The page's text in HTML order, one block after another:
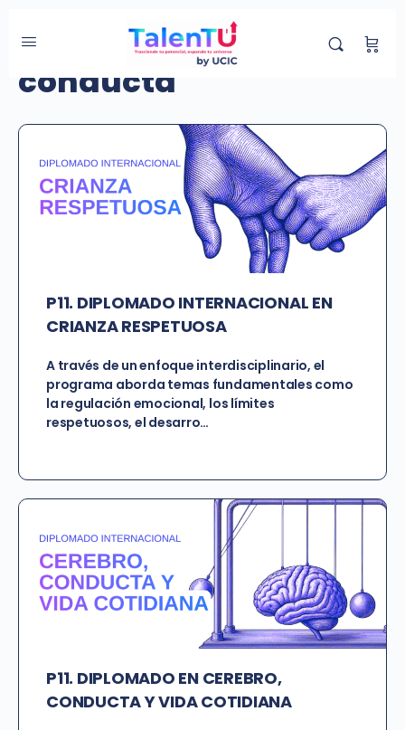
Etiqueta de Curso:
conducta
P11. DIPLOMADO INTERNACIONAL EN
CRIANZA RESPETUOSA
A través de un enfoque interdisciplinario, el
programa aborda temas fundamentales como
la regulación emocional, los límites
respetuosos, el desarro…
P11. DIPLOMADO EN CEREBRO,
CONDUCTA Y VIDA COTIDIANA